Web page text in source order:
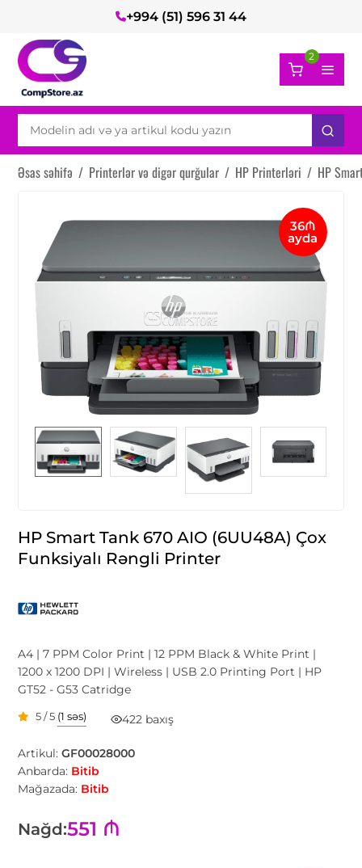
+994 (51) 596 31 44
2
Əsas səhifə / Printerlər və digər qurğular / HP Printerləri / HP
36₼
ayda
HP Smart Tank 670 AIO (6UU48A) Çox
Funksiyalı Rəngli Printer
A4 | 7 PPM Color Print | 12 PPM Black & White Print |
1200 x 1200 DPI | Wireless | USB 2.0 Printing Port | HP
GT52 - G53 Catridge
5 / 5 (1 səs) 422 baxış
Artikul:GF00028000
Anbarda: Bitib
Mağazada: Bitib
Nağd:551 ₼